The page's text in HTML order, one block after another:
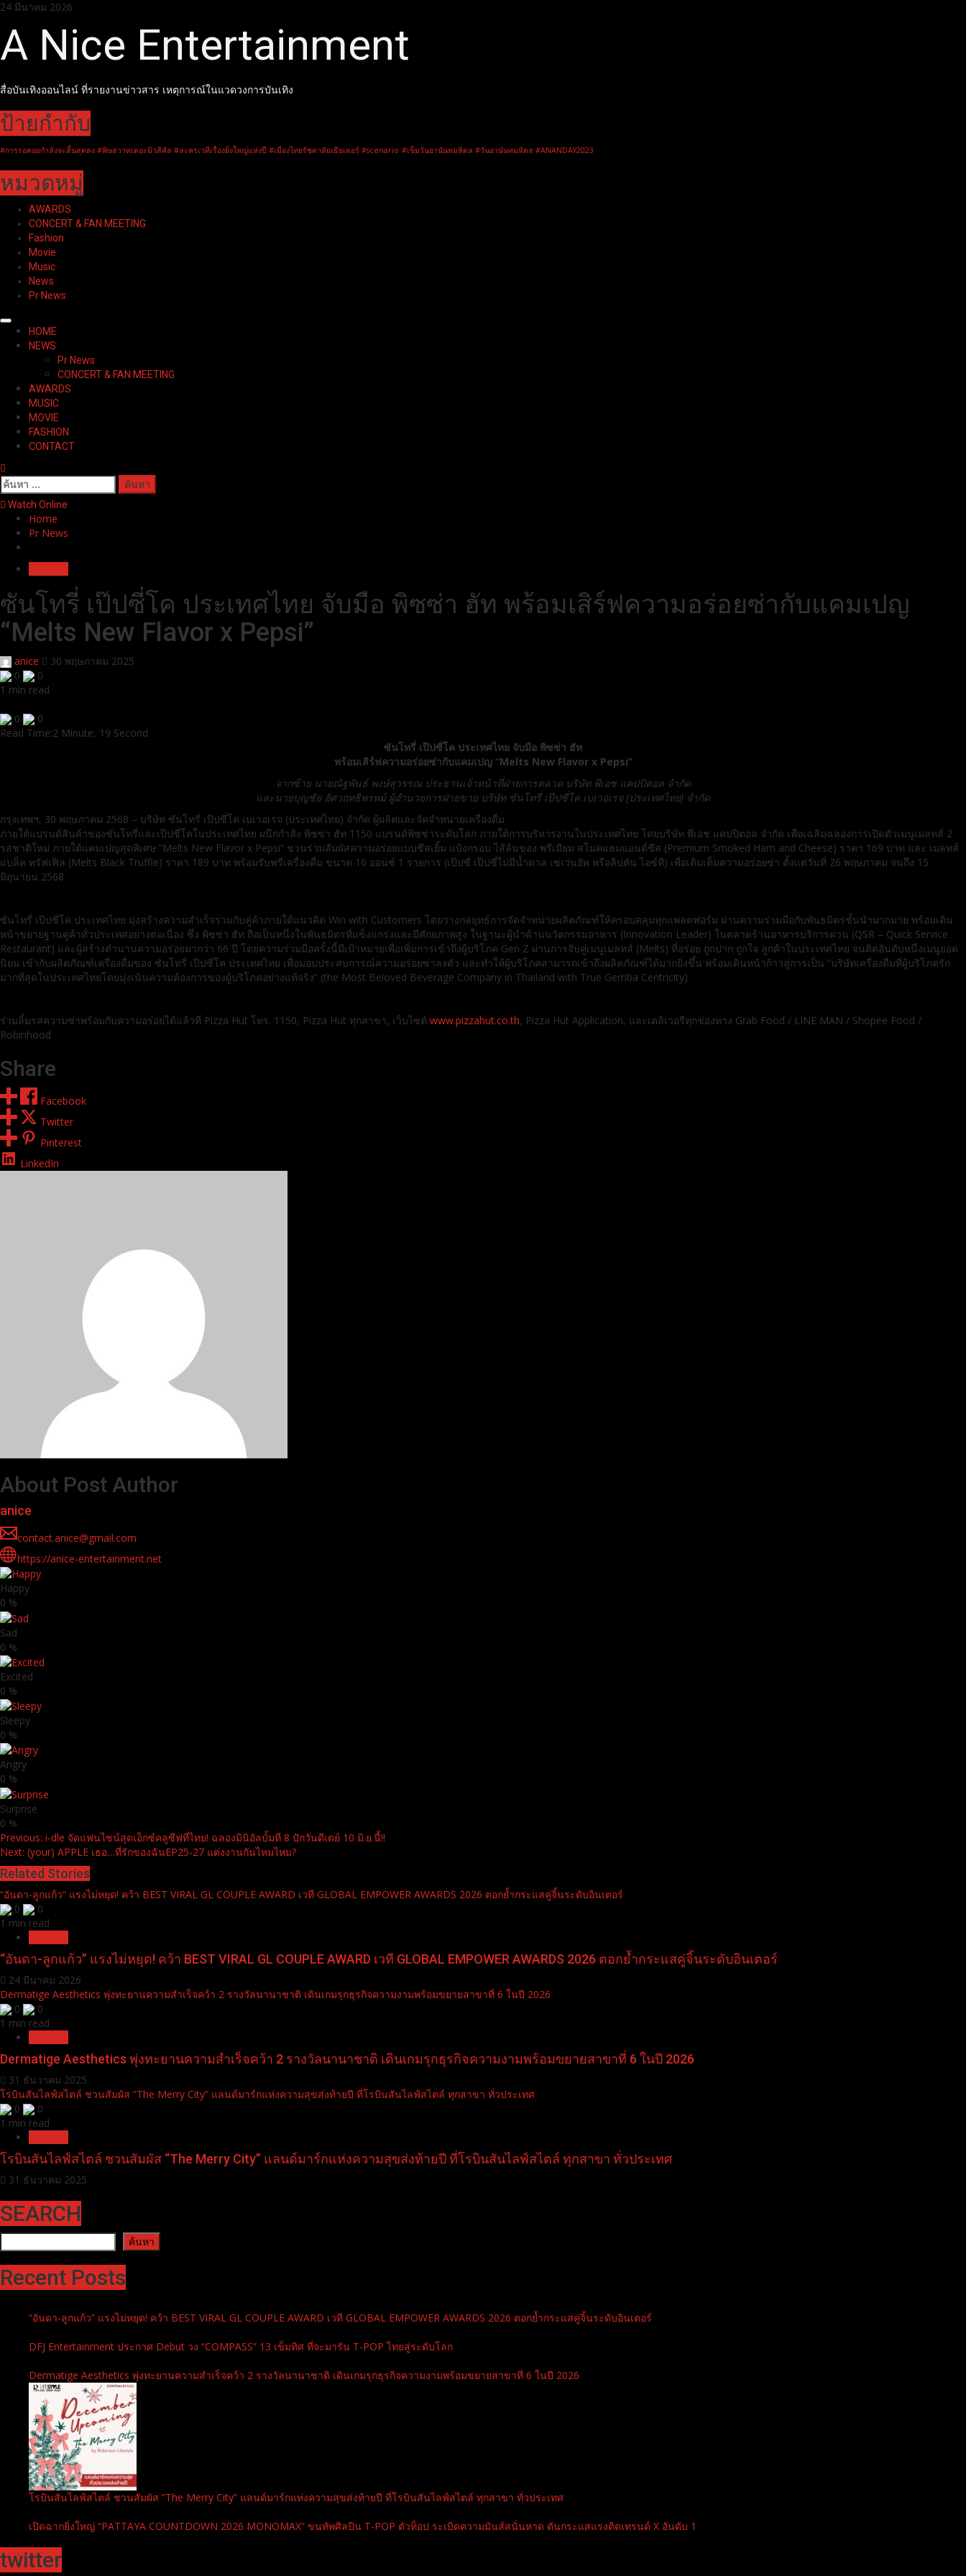
Skip
content
24 มีนาคม 2026
A Nice Entertainment
สื่อบันเทิงออนไลน์ ที่รายงานข่าวสาร เหตุการณ์ในแวดวงการบันเทิง
ป้ายกำกับ
#การรอคอยกำลังจะสิ้นสุดลง #พิษสวาทเดอะมิวสิคัล #ละครเวทีเรื่องยิ่งใหญ่แห่งปี #เมืองไทยรัชดาลัยเธียเตอร์ #scenario #เข็มวันอานันทมหิดล #วันอานันทมหิดล #ANANDAY2023
หมวดหมู่
AWARDS
CONCERT & FAN MEETING
Fashion
Movie
Music
News
Pr News
Primary
Menu
HOME
NEWS
Pr News
CONCERT & FAN MEETING
AWARDS
MUSIC
MOVIE
FASHION
CONTACT
ค้นหา
สำหรับ:
Watch Online
Home
Pr News
ซันโทรี่ เป๊ปซี่โค ประเทศไทย จับมือ พิซซ่า ฮัท พร้อมเสิร์ฟความอร่อยซ่ากับแคมเปญ
“Melts New Flavor x Pepsi”
anice
30 พฤษภาคม 2025
0
0
1 min read
0
0
Read Time:2 Minute, 19 Second
ซันโทรี่ เป๊ปซี่โค ประเทศไทย จับมือ พิซซ่า ฮัท
พร้อมเสิร์ฟความอร่อยซ่ากับแคมเปญ “Melts New Flavor x Pepsi”
จากซ้าย นายณัฐพันธ์ พงษ์สุวรรณ ประธานเจ้าหน้าที่ฝ่ายการตลาด บริษัท พีเอช แคปปิตอล จำกัด
และนายบุญชัย อัศวฤทธิพรหม์ ผู้อำนวยการฝ่ายขาย บริษัท ซันโทรี่ เป๊ปซี่โค เบเวอเรจ (ประเทศไทย) จำกัด
กรุงเทพฯ, 30 พฤษภาคม 2568 – บริษัท ซันโทรี่ เป๊ปซี่โค เบเวอเรจ (ประเทศไทย) จำกัด ผู้ผลิตและจัดจำหน่ายเครื่องดื่ม
ภายใต้แบรนด์สินค้าของซันโทรี่และเป๊ปซี่โคในประเทศไทย ผนึกกำลัง พิซซ่า ฮัท 1150 แบรนด์พิซซ่าระดับโลก ภายใต้การบริหารงานในประเทศไทย โดยบริษัท พีเอช แคปปิตอล จำกัด เพื่อเฉลิมฉลองการเปิดตัวเมนูเมลทส์ 2
รสชาติใหม่ ภายใต้แคมเปญสุดพิเศษ “Melts New Flavor x Pepsi” ชวนร่วมสัมผัสความอร่อยแบบชีสเยิ้ม แป้งกรอบ ไส้ล้นของ พรีเมียม สโมคแฮมแอนด์ชีส (Premium Smoked Ham and Cheese) ราคา 169 บาท และ เมลทส์
แบล็ค ทรัฟเฟิล (Melts Black Truffle) ราคา 189 บาท พร้อมรับฟรีเครื่องดื่ม ขนาด 16 ออนซ์ 1 รายการ (เป๊ปซี่ เป๊ปซี่ไม่มีน้ำตาล เซเว่นอัพ หรือลิปตัน ไอซ์ที) เพื่อเติมเต็มความอร่อยซ่า ตั้งแต่วันที่ 26 พฤษภาคม จนถึง 15
มิถุนายน 2568
ซันโทรี่ เป๊ปซี่โค ประเทศไทย มุ่งสร้างความสำเร็จร่วมกับคู่ค้าภายใต้แนวคิด Win with Customers โดยวางกลยุทธ์การจัดจำหน่ายผลิตภัณฑ์ให้ครอบคลุมทุกแพลตฟอร์ม ผ่านความร่วมมือกับพันธมิตรชั้นนำมากมาย พร้อมเดิน
หน้าขยายฐานคู่ค้าทั่วประเทศอย่างต่อเนื่อง ซึ่ง พิซซ่า ฮัท ถือเป็นหนึ่งในพันธมิตรที่แข็งแกร่งและมีศักยภาพสูง ในฐานะผู้นำด้านนวัตกรรมอาหาร (Innovation Leader) ในตลาดร้านอาหารบริการด่วน (QSR – Quick Service
Restaurant) และผู้สร้างตำนานความอร่อยมากว่า 66 ปี โดยความร่วมมือครั้งนี้มีเป้าหมายเพื่อเพิ่มการเข้าถึงผู้บริโภค Gen Z ผ่านการจับคู่เมนูเมลทส์ (Melts) ที่อร่อย ถูกปาก ถูกใจ ลูกค้าในประเทศไทย จนติดอันดับหนึ่งเมนูยอด
นิยม เข้ากับผลิตภัณฑ์เครื่องดื่มของ ซันโทรี่ เป๊ปซี่โค ประเทศไทย เพื่อมอบประสบการณ์ความอร่อยซ่าลงตัว และทำให้ผู้บริโภคสามารถเข้าถึงผลิตภัณฑ์ได้มากยิ่งขึ้น พร้อมเดินหน้าก้าวสู่การเป็น “บริษัทเครื่องดื่มที่ผู้บริโภครัก
มากที่สุดในประเทศไทยโดยมุ่งเน้นความต้องการของผู้บริโภคอย่างแท้จริง” (the Most Beloved Beverage Company in Thailand with True Gemba Centricity)
ร่วมลิ้มรสความซ่าพร้อมกับความอร่อยได้แล้วที่ Pizza Hut โทร. 1150, Pizza Hut ทุกสาขา, เว็บไซต์ www.pizzahut.co.th, Pizza Hut Application, และเดลิเวอรีทุกช่องทาง Grab Food / LINE MAN / Shopee Food /
Robinhood
Share
Facebook
Twitter
Pinterest
LinkedIn
About Post Author
anice
contact.anice@gmail.com
https://anice-entertainment.net
Happy
0 %
Sad
0 %
Excited
0 %
Sleepy
0 %
Angry
0 %
Surprise
0 %
Continue
Reading
Previous: i-dle จัดแฟนไซน์สุดเอ็กซ์คลูซีฟที่ไทย! ฉลองมินิอัลบั้มที่ 8 ปักวันดีเดย์ 10 มิ.ย.นี้!!
Next: (your) APPLE เธอ…ที่รักของฉันEP25-27 แต่งงานกันไหมไหม?
Related Stories
“อันดา-ลูกแก้ว” แรงไม่หยุด! คว้า BEST VIRAL GL COUPLE AWARD เวที GLOBAL EMPOWER AWARDS 2026 ตอกย้ำกระแสคู่จิ้นระดับอินเตอร์
0
0
1 min read
“อันดา-ลูกแก้ว” แรงไม่หยุด! คว้า BEST VIRAL GL COUPLE AWARD เวที GLOBAL EMPOWER AWARDS 2026 ตอกย้ำกระแสคู่จิ้นระดับอินเตอร์
24 มีนาคม 2026
Dermatige Aesthetics พุ่งทะยานความสำเร็จคว้า 2 รางวัลนานาชาติ เดินเกมรุกธุรกิจความงามพร้อมขยายสาขาที่ 6 ในปี 2026
0
0
1 min read
Dermatige Aesthetics พุ่งทะยานความสำเร็จคว้า 2 รางวัลนานาชาติ เดินเกมรุกธุรกิจความงามพร้อมขยายสาขาที่ 6 ในปี 2026
31 ธันวาคม 2025
โรบินสันไลฟ์สไตล์ ชวนสัมผัส “The Merry City” แลนด์มาร์กแห่งความสุขส่งท้ายปี ที่โรบินสันไลฟ์สไตล์ ทุกสาขา ทั่วประเทศ
0
0
1 min read
โรบินสันไลฟ์สไตล์ ชวนสัมผัส “The Merry City” แลนด์มาร์กแห่งความสุขส่งท้ายปี ที่โรบินสันไลฟ์สไตล์ ทุกสาขา ทั่วประเทศ
31 ธันวาคม 2025
SEARCH
ค้นหา ค้นหา
Recent Posts
“อันดา-ลูกแก้ว” แรงไม่หยุด! คว้า BEST VIRAL GL COUPLE AWARD เวที GLOBAL EMPOWER AWARDS 2026 ตอกย้ำกระแสคู่จิ้นระดับอินเตอร์
DFJ Entertainment ประกาศ Debut วง “COMPASS” 13 เข็มทิศ ที่จะมารัน T-POP ไทยสู่ระดับโลก
Dermatige Aesthetics พุ่งทะยานความสำเร็จคว้า 2 รางวัลนานาชาติ เดินเกมรุกธุรกิจความงามพร้อมขยายสาขาที่ 6 ในปี 2026
โรบินสันไลฟ์สไตล์ ชวนสัมผัส “The Merry City” แลนด์มาร์กแห่งความสุขส่งท้ายปี ที่โรบินสันไลฟ์สไตล์ ทุกสาขา ทั่วประเทศ
เปิดฉากยิ่งใหญ่ “PATTAYA COUNTDOWN 2026 MONOMAX” ขนทัพศิลปิน T-POP ตัวท็อป ระเบิดความมันส์สนั่นหาด ดันกระแสแรงติดเทรนด์ X อันดับ 1
twitter